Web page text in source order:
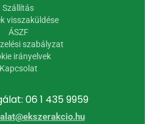
06 1 435 9959
Szállítás
visszaküldése
ÁSZF
szabályzat
irányelvek
Kapcsolat